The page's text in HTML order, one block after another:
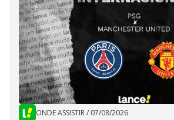
ONDE ASSISTIR/ 07/08/2026